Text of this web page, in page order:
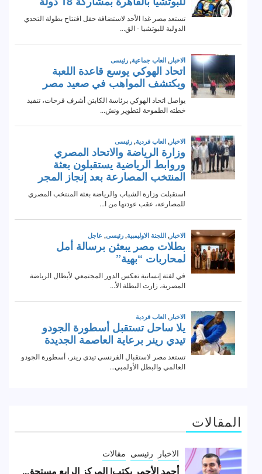
المقالات
الاخبار رئيسى مقالات
أحمد الأحمر يكتب| المركز الرابع مستحق..